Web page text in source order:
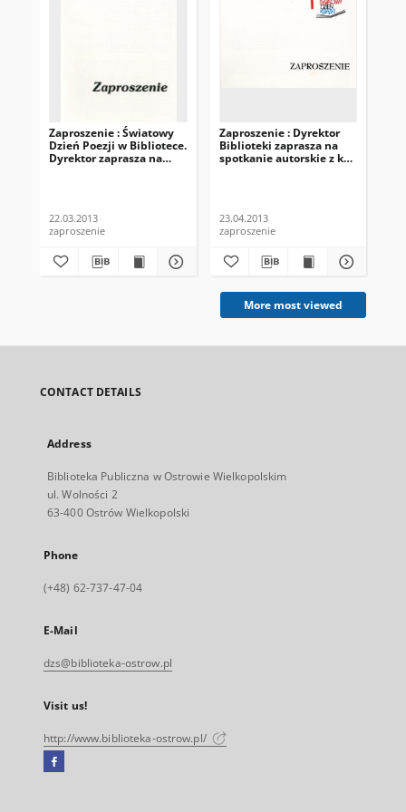
Zaproszenie : Światowy
Dzień Poezji w Bibliotece.
Dyrektor zaprasza na
22.03.2013
zaproszenie
Zaproszenie : Dyrektor
Biblioteki zaprasza na
spotkanie autorskie z ks.
23.04.2013
zaproszenie
More most viewed
CONTACT DETAILS
Address
Biblioteka Publiczna w Ostrowie Wielkopolskim
ul. Wolności 2
63-400 Ostrów Wielkopolski
Phone
(+48) 62-737-47-04
E-Mail
dzs@biblioteka-ostrow.pl
Visit us!
http://www.biblioteka-ostrow.pl/
Facebook